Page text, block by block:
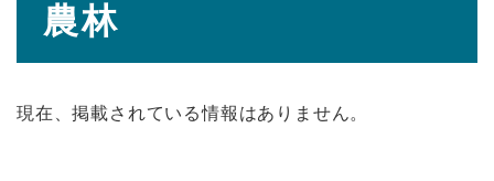
農林
現在、掲載されている情報はありません。